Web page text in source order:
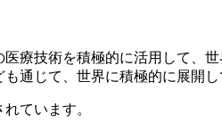
療技術を積極的に活用して、
通じて、世界に積極的に展開し
ています。